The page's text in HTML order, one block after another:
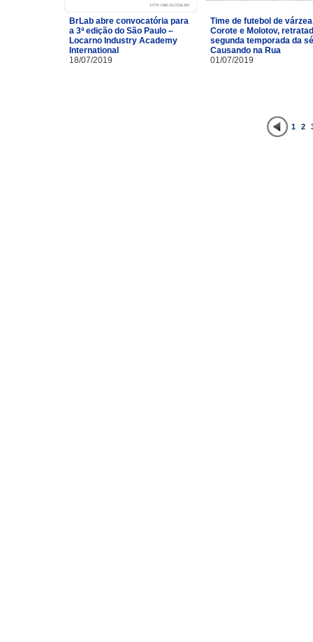
BrLab abre convocatória para
a 3ª edição do São Paulo –
Locarno Industry Academy
International
18/07/2019
Time de futebol de
Corote e Molotov,
segunda temporada da
Causando na Rua
01/07/2019
1 2